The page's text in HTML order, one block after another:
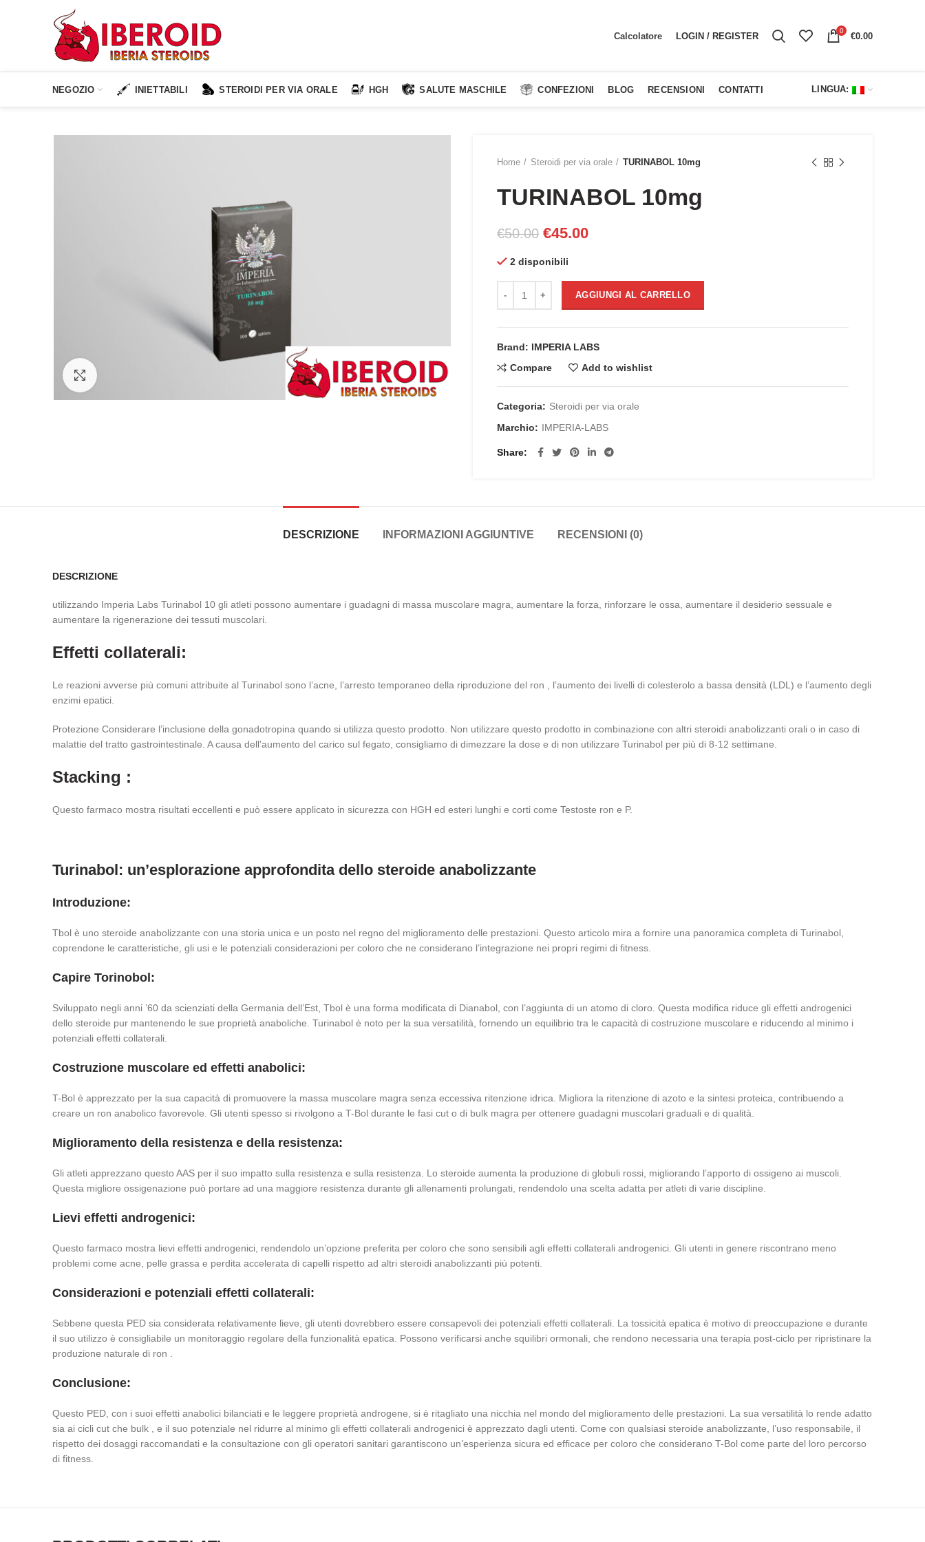
Calcolatore LOGIN / REGISTER 0 €0.00
NEGOZIO INIETTABILI STEROIDI PER VIA ORALE HGH SALUTE MASCHILE CONFEZIONI BLOG RECENSIONI CONTATTI LINGUA:
Home Steroidi per via orale TURINABOL 10mg
TURINABOL 10mg
€50.00 Il
originale
era:
€50.00.
€45.00Il
è:
€45.00.
2 disponibili
AGGIUNGI AL CARRELLO
Brand: IMPERIA LABS
Compare
Add to wishlist
Categoria: Steroidi per via orale
Marchio: IMPERIA-LABS
Share
DESCRIZIONE INFORMAZIONI AGGIUNTIVE RECENSIONI (0)
DESCRIZIONE
utilizzando Imperia Labs Turinabol 10 gli atleti possono aumentare i guadagni di massa muscolare magra, aumentare la forza, rinforzare le ossa, aumentare il desiderio sessuale e
aumentare la rigenerazione dei tessuti muscolari.
Effetti collaterali:
Le reazioni avverse più comuni attribuite al Turinabol sono l’acne, l’arresto temporaneo della riproduzione del ron , l’aumento dei livelli di colesterolo a bassa densità (LDL) e l’aumento degli
enzimi epatici.
Protezione Considerare l’inclusione della gonadotropina quando si utilizza questo prodotto. Non utilizzare questo prodotto in combinazione con altri steroidi anabolizzanti orali o in caso di
malattie del tratto gastrointestinale. A causa dell’aumento del carico sul fegato, consigliamo di dimezzare la dose e di non utilizzare Turinabol per più di 8-12 settimane.
Stacking :
Questo farmaco mostra risultati eccellenti e può essere applicato in sicurezza con HGH ed esteri lunghi e corti come Testoste ron e P.
Turinabol: un’esplorazione approfondita dello steroide anabolizzante
Introduzione:
Tbol è uno steroide anabolizzante con una storia unica e un posto nel regno del miglioramento delle prestazioni. Questo articolo mira a fornire una panoramica completa di Turinabol,
coprendone le caratteristiche, gli usi e le potenziali considerazioni per coloro che ne considerano l’integrazione nei propri regimi di fitness.
Capire Torinobol:
Sviluppato negli anni ’60 da scienziati della Germania dell’Est, Tbol è una forma modificata di Dianabol, con l’aggiunta di un atomo di cloro. Questa modifica riduce gli effetti androgenici
dello steroide pur mantenendo le sue proprietà anaboliche. Turinabol è noto per la sua versatilità, fornendo un equilibrio tra le capacità di costruzione muscolare e riducendo al minimo i
potenziali effetti collaterali.
Costruzione muscolare ed effetti anabolici:
T-Bol è apprezzato per la sua capacità di promuovere la massa muscolare magra senza eccessiva ritenzione idrica. Migliora la ritenzione di azoto e la sintesi proteica, contribuendo a
creare un ron anabolico favorevole. Gli utenti spesso si rivolgono a T-Bol durante le fasi cut o di bulk magra per ottenere guadagni muscolari graduali e di qualità.
Miglioramento della resistenza e della resistenza:
Gli atleti apprezzano questo AAS per il suo impatto sulla resistenza e sulla resistenza. Lo steroide aumenta la produzione di globuli rossi, migliorando l’apporto di ossigeno ai muscoli.
Questa migliore ossigenazione può portare ad una maggiore resistenza durante gli allenamenti prolungati, rendendolo una scelta adatta per atleti di varie discipline.
Lievi effetti androgenici:
Questo farmaco mostra lievi effetti androgenici, rendendolo un’opzione preferita per coloro che sono sensibili agli effetti collaterali androgenici. Gli utenti in genere riscontrano meno
problemi come acne, pelle grassa e perdita accelerata di capelli rispetto ad altri steroidi anabolizzanti più potenti.
Considerazioni e potenziali effetti collaterali:
Sebbene questa PED sia considerata relativamente lieve, gli utenti dovrebbero essere consapevoli dei potenziali effetti collaterali. La tossicità epatica è motivo di preoccupazione e durante
il suo utilizzo è consigliabile un monitoraggio regolare della funzionalità epatica. Possono verificarsi anche squilibri ormonali, che rendono necessaria una terapia post-ciclo per ripristinare la
produzione naturale di ron .
Conclusione:
Questo PED, con i suoi effetti anabolici bilanciati e le leggere proprietà androgene, si è ritagliato una nicchia nel mondo del miglioramento delle prestazioni. La sua versatilità lo rende adatto
sia ai cicli cut che bulk , e il suo potenziale nel ridurre al minimo gli effetti collaterali androgenici è apprezzato dagli utenti. Come con qualsiasi steroide anabolizzante, l’uso responsabile, il
rispetto dei dosaggi raccomandati e la consultazione con gli operatori sanitari garantiscono un’esperienza sicura ed efficace per coloro che considerano T-Bol come parte del loro percorso
di fitness.